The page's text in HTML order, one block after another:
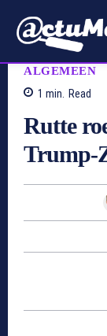
ALGEMEEN
1 min. Read
Rutte
Trump-